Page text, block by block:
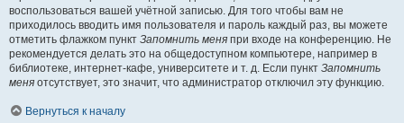
воспользоваться вашей учётной записью. Для того чтобы вам не
приходилось вводить имя пользователя и пароль каждый раз, вы можете
отметить флажком пункт Запомнить меня при входе на конференцию. Не
рекомендуется делать это на общедоступном компьютере, например в
библиотеке, интернет-кафе, университете и т. д. Если пункт Запомнить
меня отсутствует, это значит, что администратор отключил эту функцию.
Вернуться к началу